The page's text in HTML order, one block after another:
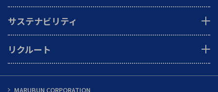
サステナビリティ
リクルート
MARUBUN CORPORATION